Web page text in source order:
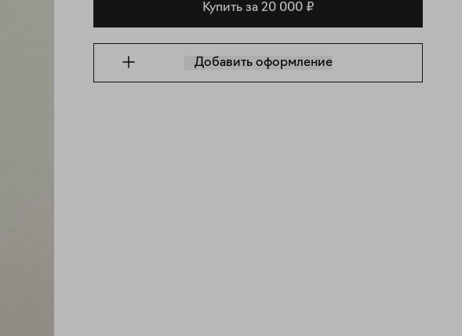
Купить за 20 000 ₽
Добавить оформление